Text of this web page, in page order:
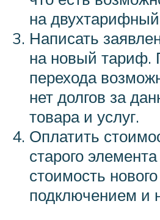
на двухтарифный
Написать
на новый тариф.
перехода
нет долгов за
товара и услуг.
Оплатить
старого
стоимость
подключением и